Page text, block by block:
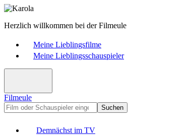
Herzlich willkommen bei der Filmeule
Meine Lieblingsfilme
Meine Lieblingsschauspieler
Filmeule
Suchen
Demnächst im TV